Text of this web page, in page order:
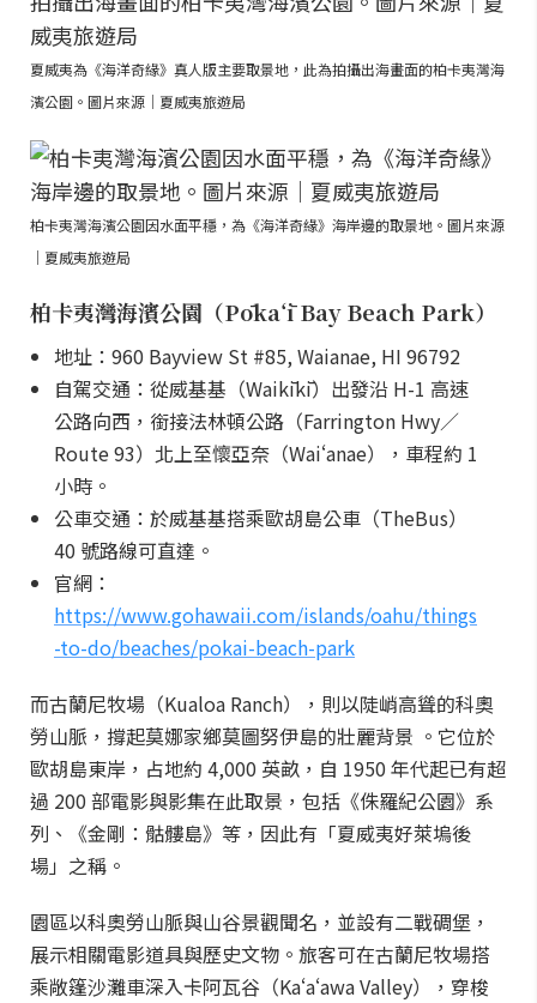
夏威夷為《海洋奇緣》真人版主要取景地，此為拍攝出海畫面的柏卡夷灣海
濱公園。圖片來源｜夏威夷旅遊局
柏卡夷灣海濱公園因水面平穩，為《海洋奇緣》海岸邊的取景地。圖片來源
｜夏威夷旅遊局
柏卡夷灣海濱公園（Pōkaʻī Bay Beach Park）
地址：960 Bayview St #85, Waianae, HI 96792
自駕交通：從威基基（Waikīkī）出發沿 H-1 高速
公路向西，銜接法林頓公路（Farrington Hwy／
Route 93）北上至懷亞奈（Waiʻanae），車程約 1
小時。
公車交通：於威基基搭乘歐胡島公車（TheBus）
40 號路線可直達。
官網：
https://www.gohawaii.com/islands/oahu/things
-to-do/beaches/pokai-beach-park
而古蘭尼牧場（Kualoa Ranch），則以陡峭高聳的科奧
勞山脈，撐起莫娜家鄉莫圖努伊島的壯麗背景 。它位於
歐胡島東岸，占地約 4,000 英畝，自 1950 年代起已有超
過 200 部電影與影集在此取景，包括《侏羅紀公園》系
列、《金剛：骷髏島》等，因此有「夏威夷好萊塢後
場」之稱。
園區以科奧勞山脈與山谷景觀聞名，並設有二戰碉堡，
展示相關電影道具與歷史文物。旅客可在古蘭尼牧場搭
乘敞篷沙灘車深入卡阿瓦谷（Kaʻaʻawa Valley），穿梭